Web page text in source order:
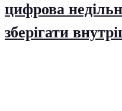
цифрова
зберігати